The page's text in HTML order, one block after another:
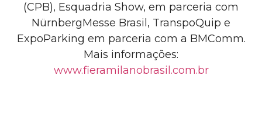
(CPB), Esquadria Show, em parceria com
NürnbergMesse Brasil, TranspoQuip e
ExpoParking em parceria com a BMComm.
Mais informações:
www.fieramilanobrasil.com.br